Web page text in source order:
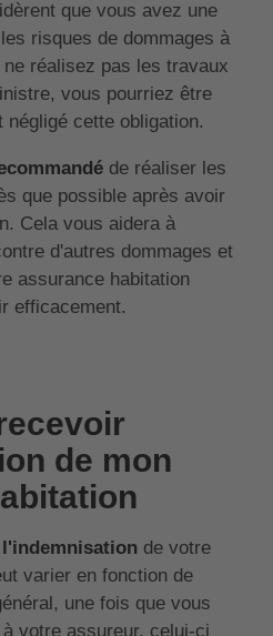
que vous avez une
risques de dommages à
réalisez pas les travaux
vous pourriez être
cette obligation.
de réaliser les
que possible après avoir
Cela vous aidera à
d'autres dommages et
assurance habitation
efficacement.
de mon
de votre
varier en fonction de
une fois que vous
votre assureur, celui-ci